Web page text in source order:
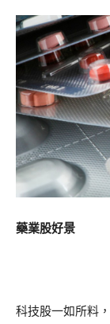
藥業股好景
科技股一如所料